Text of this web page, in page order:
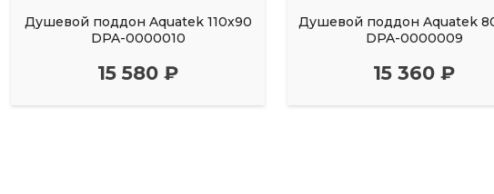
Душевой поддон Aquatek 110x90
DPA-0000010
15 580 ₽
Душевой поддон Aquatek
DPA-0000009
15 360 ₽